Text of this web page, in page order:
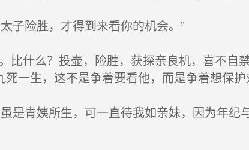
子险胜，才得到来看你的机会。”
什么？投壶，险胜，获探亲良机，喜不自
一生，这不是争着要看他，而是争着想保护
是青姨所生，可一直待我如亲妹，因为年纪